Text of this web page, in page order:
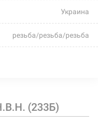
Украина
резьба/резьба/резьба
неагрессивная
(233Б)